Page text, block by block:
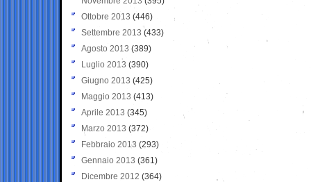
Ottobre 2013 (446)
Settembre 2013 (433)
Agosto 2013 (389)
Luglio 2013 (390)
Giugno 2013 (425)
Maggio 2013 (413)
Aprile 2013 (345)
Marzo 2013 (372)
Febbraio 2013 (293)
Gennaio 2013 (361)
Dicembre 2012 (364)